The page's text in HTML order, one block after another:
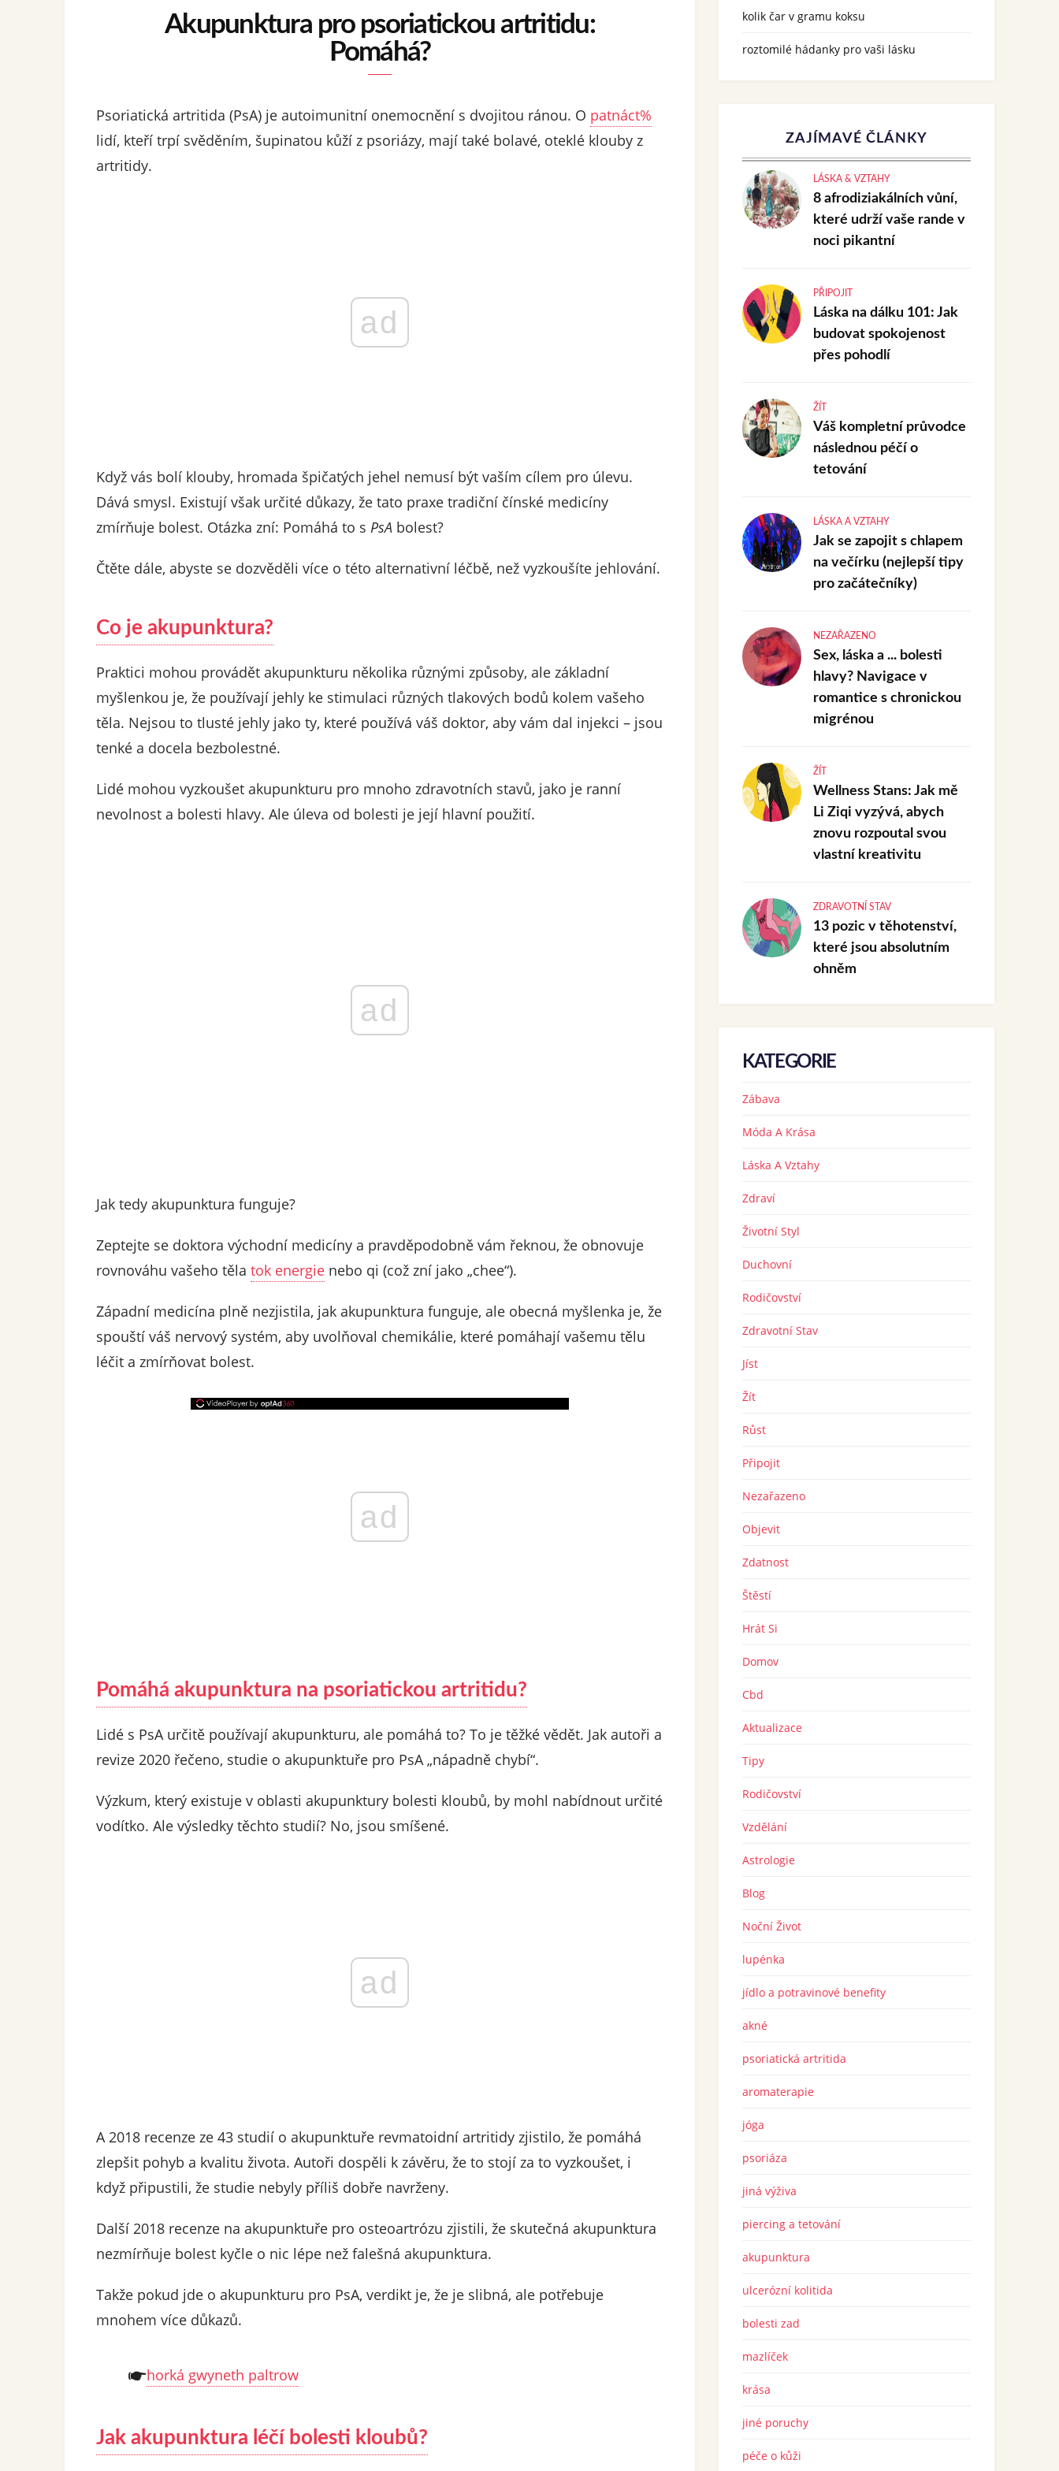
Akupunktura pro psoriatickou artritidu:
Pomáhá?
Psoriatická artritida (PsA) je autoimunitní onemocnění s dvojitou ránou. O patnáct%
lidí, kteří trpí svěděním, šupinatou kůží z psoriázy, mají také bolavé, oteklé klouby z
artritidy.
ad
Když vás bolí klouby, hromada špičatých jehel nemusí být vaším cílem pro úlevu.
Dává smysl. Existují však určité důkazy, že tato praxe tradiční čínské medicíny
zmírňuje bolest. Otázka zní: Pomáhá to s PsA bolest?
Čtěte dále, abyste se dozvěděli více o této alternativní léčbě, než vyzkoušíte jehlování.
Co je akupunktura?
Praktici mohou provádět akupunkturu několika různými způsoby, ale základní
myšlenkou je, že používají jehly ke stimulaci různých tlakových bodů kolem vašeho
těla. Nejsou to tlusté jehly jako ty, které používá váš doktor, aby vám dal injekci – jsou
tenké a docela bezbolestné.
Lidé mohou vyzkoušet akupunkturu pro mnoho zdravotních stavů, jako je ranní
nevolnost a bolesti hlavy. Ale úleva od bolesti je její hlavní použití.
ad
Jak tedy akupunktura funguje?
Zeptejte se doktora východní medicíny a pravděpodobně vám řeknou, že obnovuje
rovnováhu vašeho těla tok energie nebo qi (což zní jako „chee“).
Západní medicína plně nezjistila, jak akupunktura funguje, ale obecná myšlenka je, že
spouští váš nervový systém, aby uvolňoval chemikálie, které pomáhají vašemu tělu
léčit a zmírňovat bolest.
ad
Pomáhá akupunktura na psoriatickou artritidu?
Lidé s PsA určitě používají akupunkturu, ale pomáhá to? To je těžké vědět. Jak autoři a
revize 2020 řečeno, studie o akupunktuře pro PsA „nápadně chybí“.
Výzkum, který existuje v oblasti akupunktury bolesti kloubů, by mohl nabídnout určité
vodítko. Ale výsledky těchto studií? No, jsou smíšené.
ad
A 2018 recenze ze 43 studií o akupunktuře revmatoidní artritidy zjistilo, že pomáhá
zlepšit pohyb a kvalitu života. Autoři dospěli k závěru, že to stojí za to vyzkoušet, i
když připustili, že studie nebyly příliš dobře navrženy.
Další 2018 recenze na akupunktuře pro osteoartrózu zjistili, že skutečná akupunktura
nezmírňuje bolest kyčle o nic lépe než falešná akupunktura.
Takže pokud jde o akupunkturu pro PsA, verdikt je, že je slibná, ale potřebuje
mnohem více důkazů.
horká gwyneth paltrow
Jak akupunktura léčí bolesti kloubů?
kolik čar v gramu koksu
roztomilé hádanky pro vaši lásku
ZAJÍMAVÉ ČLÁNKY
LÁSKA & VZTAHY
8 afrodiziakálních vůní,
které udrží vaše rande v
noci pikantní
PŘIPOJIT
Láska na dálku 101: Jak
budovat spokojenost
přes pohodlí
ŽÍT
Váš kompletní průvodce
následnou péčí o
tetování
LÁSKA A VZTAHY
Jak se zapojit s chlapem
na večírku (nejlepší tipy
pro začátečníky)
NEZAŘAZENO
Sex, láska a ... bolesti
hlavy? Navigace v
romantice s chronickou
migrénou
ŽÍT
Wellness Stans: Jak mě
Li Ziqi vyzývá, abych
znovu rozpoutal svou
vlastní kreativitu
ZDRAVOTNÍ STAV
13 pozic v těhotenství,
které jsou absolutním
ohněm
KATEGORIE
Zábava
Móda A Krása
Láska A Vztahy
Zdraví
Životní Styl
Duchovní
Rodičovství
Zdravotní Stav
Jíst
Žít
Růst
Připojit
Nezařazeno
Objevit
Zdatnost
Štěstí
Hrát Si
Domov
Cbd
Aktualizace
Tipy
Rodičovství
Vzdělání
Astrologie
Blog
Noční Život
lupénka
jídlo a potravinové benefity
akné
psoriatická artritida
aromaterapie
jóga
psoriáza
jiná výživa
piercing a tetování
akupunktura
ulcerózní kolitida
bolesti zad
mazlíček
krása
jiné poruchy
péče o kůži